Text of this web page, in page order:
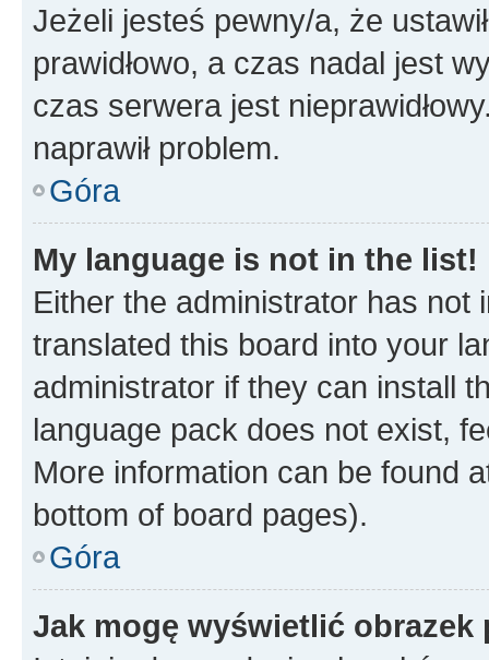
Jeżeli jesteś pewny/a, że
prawidłowo, a czas nadal jest
czas serwera jest
naprawił problem.
Góra
My language is not in the list!
Either the administrator has not
translated this board into your
administrator if they can install
language pack does not exist,
More information can be found
bottom of board pages).
Góra
Jak mogę wyświetlić